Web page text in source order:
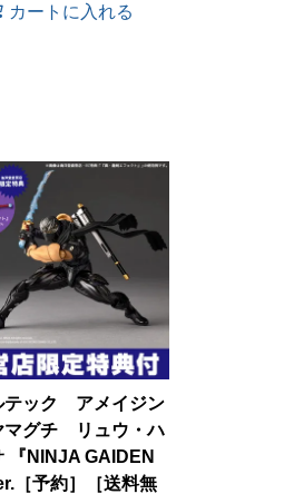
カートに入れる
テック アメイジン
マグチ リュウ・ハ
『NINJA GAIDEN
［予約］［送料無